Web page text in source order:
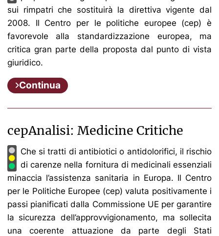
sui rimpatri che sostituirà la direttiva vigente dal
2008. Il Centro per le politiche europee (cep) è
favorevole alla standardizzazione europea, ma
critica gran parte della proposta dal punto di vista
giuridico.
Continua
cepAnalisi: Medicine Critiche
Che si tratti di antibiotici o antidolorifici, il rischio
di carenze nella fornitura di medicinali essenziali
minaccia l’assistenza sanitaria in Europa. Il Centro
per le Politiche Europee (cep) valuta positivamente i
passi pianificati dalla Commissione UE per garantire
la sicurezza dell’approvvigionamento, ma sollecita
una coerente attuazione da parte degli Stati